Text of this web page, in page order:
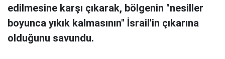
edilmesine karşı çıkarak, bölgenin "nesiller
boyunca yıkık kalmasının" İsrail'in çıkarına
olduğunu savundu.